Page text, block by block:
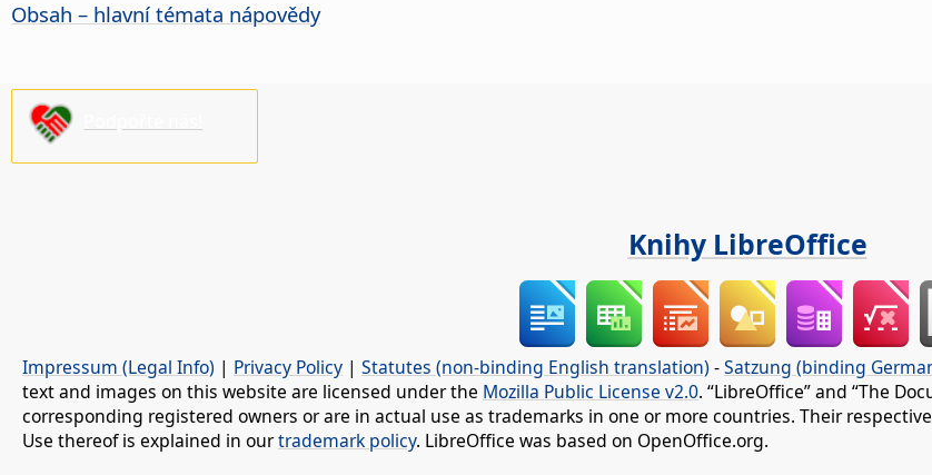
Obsah – hlavní témata nápovědy
Knihy LibreOffice
Impressum (Legal Info) | Privacy Policy | Statutes (non-binding English translation) -Satzung (binding
text and images on this website are licensed under the Mozilla Public License v2.0. “LibreOffice” and “The
corresponding registered owners or are in actual use as trademarks in one or more countries. Their
Use thereof is explained in ourtrademark policy. LibreOffice was based on OpenOffice.org.